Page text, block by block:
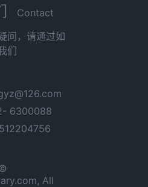
Contact
问，请通过如
们
6300088
All